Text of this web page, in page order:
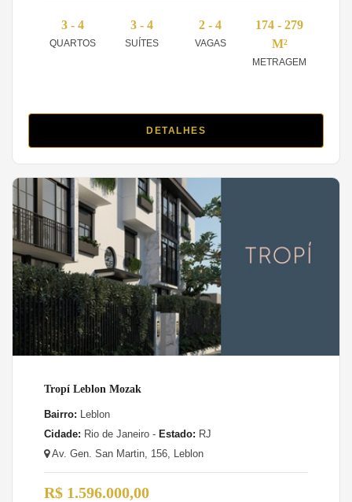
3 - 4
QUARTOS
3 - 4
SUÍTES
2 - 4
VAGAS
174 - 279
M²
METRAGEM
DETALHES
Tropí Leblon Mozak
Bairro: Leblon
Cidade: Rio de Janeiro - Estado: RJ
Av. Gen. San Martin, 156, Leblon
R$ 1.596.000,00